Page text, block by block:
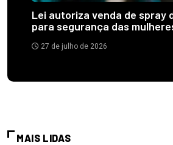
Lei autoriza venda de spray
para segurança das
27 de julho de 2026
MAIS LIDAS